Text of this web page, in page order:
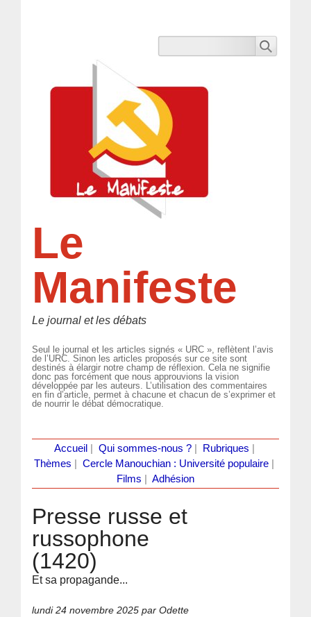
Le
Manifeste
Le journal et les débats
Seul le journal et les articles signés « URC », reflètent l’avis
de l’URC. Sinon les articles proposés sur ce site sont
destinés à élargir notre champ de réflexion. Cela ne signifie
donc pas forcément que nous approuvions la vision
développée par les auteurs. L’utilisation des commentaires
en fin d’article, permet à chacune et chacun de s’exprimer et
de nourrir le débat démocratique.
Accueil Qui sommes-nous ?| Rubriques
Thèmes
Cercle Manouchian : Université populaire
Films
Adhésion
Presse russe et
russophone
(1420)
Et sa propagande...
lundi 24 novembre 2025 par Odette